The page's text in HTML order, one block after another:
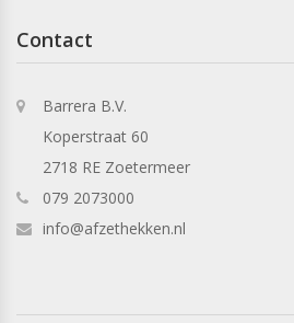
Contact
Barrera B.V.
Koperstraat 60
2718 RE Zoetermeer
079 2073000
info@afzethekken.nl